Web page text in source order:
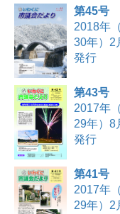
第45号
2018年
30年）2
発行
第43号
2017年
29年）8
発行
第41号
2017年
29年）2